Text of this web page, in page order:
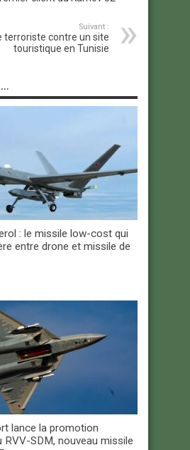
Suivant :
terroriste contre un site
touristique en Tunisie
: le missile low-cost qui
entre drone et missile de
lance la promotion
RVV-SDM, nouveau missile